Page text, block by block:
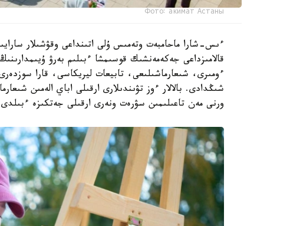
Фото: акимат Астаны
ءىس-شارا ماحامبەت وتەمىس ۇلى اتىنداعى وقۋشىلار
ءومىرى، شىعارماشىلىعى، تابيعات ليريكاسى، قارا
شىڭدادى. بالالار ءوز تۋىندىلارى ارقىلى اباي الەمىن
ورنى مەن تاعىلىمىن سۋرەت ونەرى ارقىلى جەتكىزە